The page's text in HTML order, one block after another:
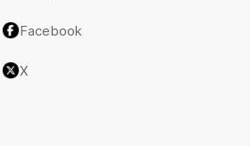
Facebook
X